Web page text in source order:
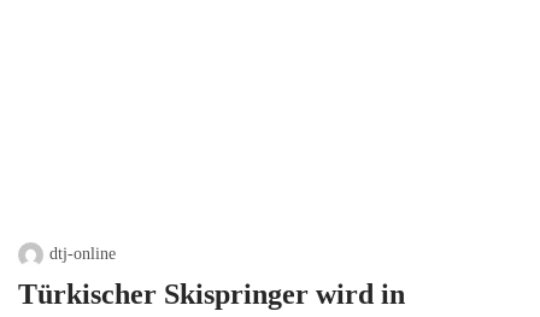
dtj-online
Türkischer Skispringer wird in